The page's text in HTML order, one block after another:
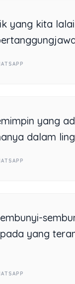
yang kita
yang
dalam
yang